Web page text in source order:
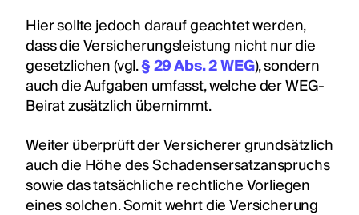
Hier sollte jedoch darauf geachtet werden,
dass die Versicherungsleistung nicht nur die
gesetzlichen (vgl.§ 29 Abs. 2 WEG), sondern
auch die Aufgaben umfasst, welche der WEG-
Beirat zusätzlich übernimmt.
Weiter überprüft der Versicherer grundsätzlich
auch die Höhe des Schadensersatzanspruchs
sowie das tatsächliche rechtliche Vorliegen
eines solchen. Somit wehrt die Versicherung